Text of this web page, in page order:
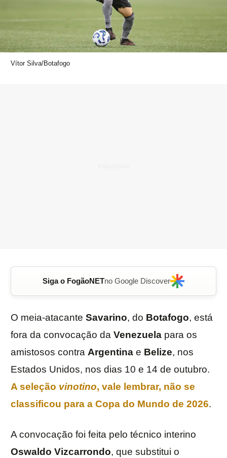
Vítor Silva/Botafogo
Siga o FogãoNETno Google Discover
O meia-atacante Savarino, do Botafogo, está
fora da convocação da Venezuela para os
amistosos contra Argentina e Belize, nos
Estados Unidos, nos dias 10 e 14 de outubro.
A seleção vinotino, vale lembrar, não se
classificou para a Copa do Mundo de 2026.
A convocação foi feita pelo técnico interino
Oswaldo Vizcarrondo, que substitui o